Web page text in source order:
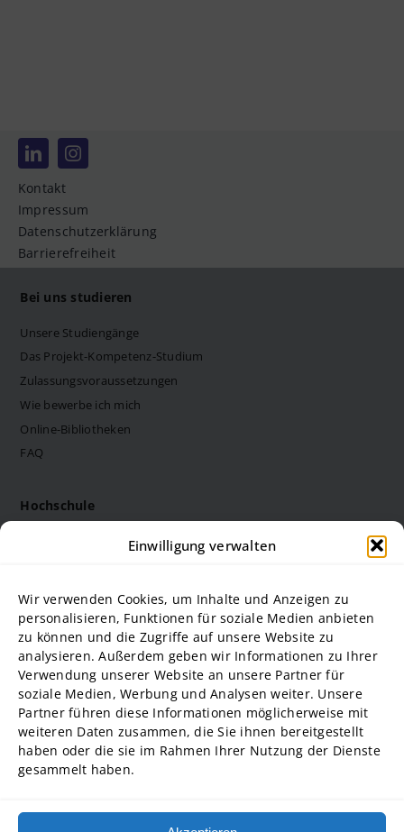
Einwilligung verwalten
Wir verwenden Cookies, um Inhalte und Anzeigen zu
personalisieren, Funktionen für soziale Medien anbieten
zu können und die Zugriffe auf unsere Website zu
analysieren. Außerdem geben wir Informationen zu Ihrer
Verwendung unserer Website an unsere Partner für
soziale Medien, Werbung und Analysen weiter. Unsere
Partner führen diese Informationen möglicherweise mit
weiteren Daten zusammen, die Sie ihnen bereitgestellt
haben oder die sie im Rahmen Ihrer Nutzung der Dienste
gesammelt haben.
Kontakt
Impressum
Datenschutzerklärung
Barrierefreiheit
Bei uns studieren
Unsere Studiengänge
Das Projekt-Kompetenz-Studium
Zulassungsvoraussetzungen
Wie bewerbe ich mich
Online-Bibliotheken
FAQ
Hochschule
Die Steinbeis Hochschule
Struktur und Organe
Stellenausschreibungen
Diversity Management
Hochschulpartner
ADG Business School an der Steinbeis-Hochschule GmbH
SBA | Management School der Steinbeis Hochschule